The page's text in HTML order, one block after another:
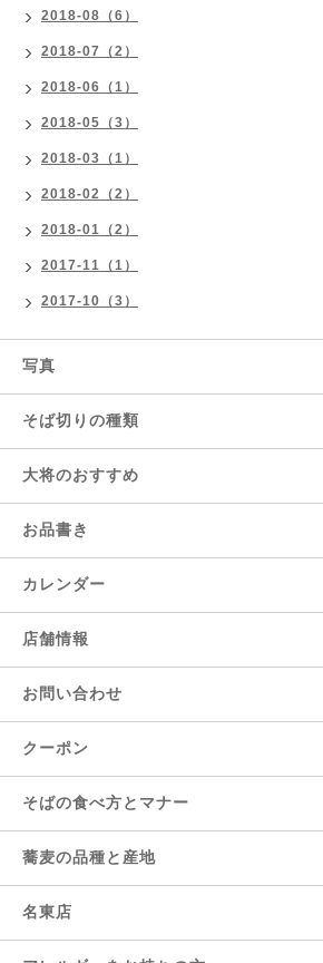
2018-08（6）
2018-07（2）
2018-06（1）
2018-05（3）
2018-03（1）
2018-02（2）
2018-01（2）
2017-11（1）
2017-10（3）
写真
そば切りの種類
大将のおすすめ
お品書き
カレンダー
店舗情報
お問い合わせ
クーポン
そばの食べ方とマナー
蕎麦の品種と産地
名東店